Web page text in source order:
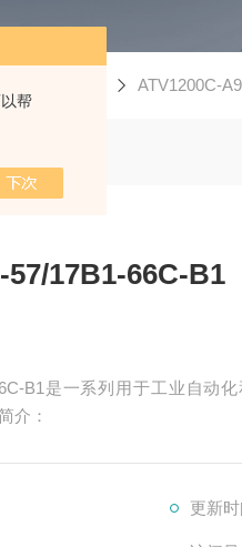
帮
ATV1200C-
17B1-66C-B1
B1是一系列用于工业自动
介：
更新